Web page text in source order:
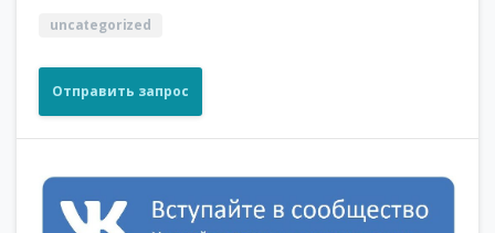
uncategorized
Отправить запрос